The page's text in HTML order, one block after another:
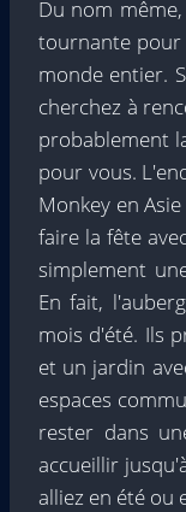
Du nom
tournante
monde entier.
cherchez à
probablement
pour vous.
Monkey en
faire la fête
simplement
En fait,
mois d'été. Ils
et un jardin
espaces
rester dans
accueillir
alliez en été ou